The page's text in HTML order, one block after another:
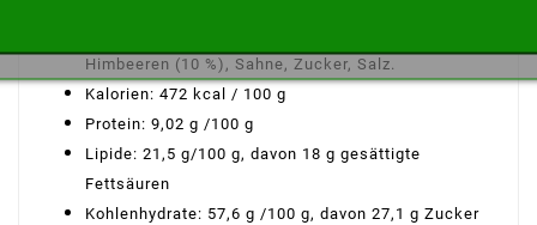
Himbeeren (10 %), Sahne, Zucker, Salz.
Kalorien: 472 kcal / 100 g
Protein: 9,02 g /100 g
Lipide: 21,5 g/100 g, davon 18 g gesättigte
Fettsäuren
Kohlenhydrate: 57,6 g /100 g, davon 27,1 g Zucker